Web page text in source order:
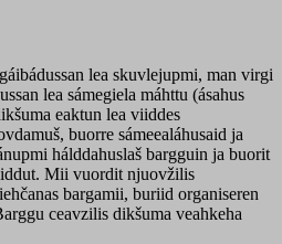
lea skuvlejupmi, man virgi
lea sámegiela máhttu (ásahus
eaktun lea viiddes
buorre sámeealáhusaid ja
hálddahuslaš bargguin ja buorit
Mii vuordit njuovžilis
bargamii, buriid organiseren
ceavzilis dikšuma veahkeha